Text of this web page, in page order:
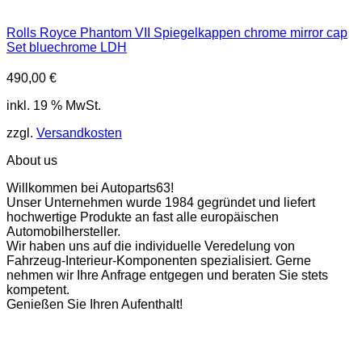
Rolls Royce Phantom VII Spiegelkappen chrome mirror cap
Set bluechrome LDH
490,00 €
inkl. 19 % MwSt.
zzgl. Versandkosten
About us
Willkommen bei Autoparts63!
Unser Unternehmen wurde 1984 gegründet und liefert
hochwertige Produkte an fast alle europäischen
Automobilhersteller.
Wir haben uns auf die individuelle Veredelung von
Fahrzeug-Interieur-Komponenten spezialisiert. Gerne
nehmen wir Ihre Anfrage entgegen und beraten Sie stets
kompetent.
Genießen Sie Ihren Aufenthalt!